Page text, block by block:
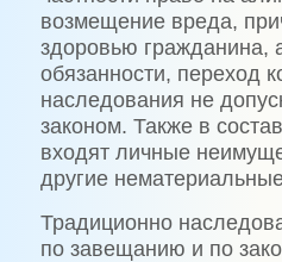
возмещение вреда,
здоровью гражданина,
обязанности, переход
наследования не
законом. Также в
входят личные
другие
Традиционно
по завещанию и по